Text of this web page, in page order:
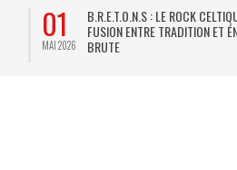
01
MAI 2026
B.R.E.T.O.N.S : LE ROCK
FUSION ENTRE TRADITION ET
BRUTE